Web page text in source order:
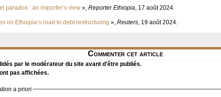
paradox : an importer’s view », Reporter Ethiopia, 17 août 2024.
on Ethiopia’s road to debt restructuring », Reuters, 19 août 2024.
Commenter cet article
par le modérateur du site avant d'être publiés.
pas affichées.
a priori